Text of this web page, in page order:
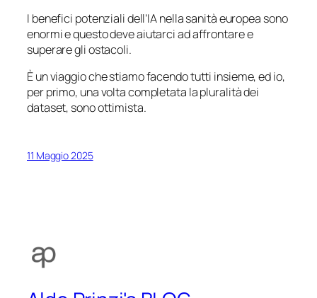
I benefici potenziali dell’IA nella sanità europea sono
enormi e questo deve aiutarci ad affrontare e
superare gli ostacoli.
È un viaggio che stiamo facendo tutti insieme, ed io,
per primo, una volta completata la pluralità dei
dataset, sono ottimista.
11 Maggio 2025